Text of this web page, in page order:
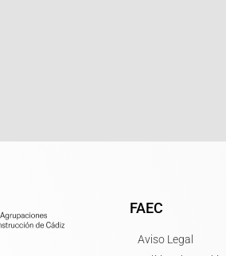
FAEC
Aviso Legal